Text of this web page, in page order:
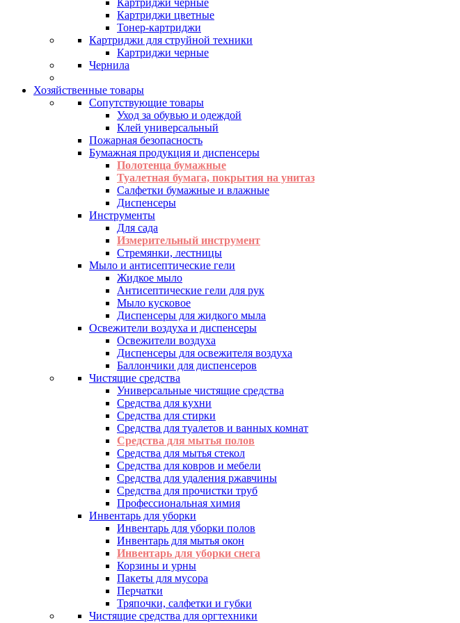
Картриджи черные
Картриджи цветные
Тонер-картриджи
Картриджи для струйной техники
Картриджи черные
Чернила
Хозяйственные товары
Сопутствующие товары
Уход за обувью и одеждой
Клей универсальный
Пожарная безопасность
Бумажная продукция и диспенсеры
Полотенца бумажные
Туалетная бумага, покрытия на унитаз
Салфетки бумажные и влажные
Диспенсеры
Инструменты
Для сада
Измерительный инструмент
Стремянки, лестницы
Мыло и антисептические гели
Жидкое мыло
Антисептические гели для рук
Мыло кусковое
Диспенсеры для жидкого мыла
Освежители воздуха и диспенсеры
Освежители воздуха
Диспенсеры для освежителя воздуха
Баллончики для диспенсеров
Чистящие средства
Универсальные чистящие средства
Средства для кухни
Средства для стирки
Средства для туалетов и ванных комнат
Средства для мытья полов
Средства для мытья стекол
Средства для ковров и мебели
Средства для удаления ржавчины
Средства для прочистки труб
Профессиональная химия
Инвентарь для уборки
Инвентарь для уборки полов
Инвентарь для мытья окон
Инвентарь для уборки снега
Корзины и урны
Пакеты для мусора
Перчатки
Тряпочки, салфетки и губки
Чистящие средства для оргтехники